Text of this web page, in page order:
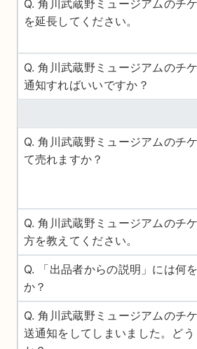
Q. 角川武蔵野ミュージアムのチ
を延長してください。
Q. 角川武蔵野ミュージアムのチ
通知すればいいですか？
Q. 角川武蔵野ミュージアムのチ
て売れますか？
Q. 角川武蔵野ミュージアムのチ
方を教えてください。
Q. 「出品者からの説明」には何
か？
Q. 角川武蔵野ミュージアムのチ
送通知をしてしまいました。ど